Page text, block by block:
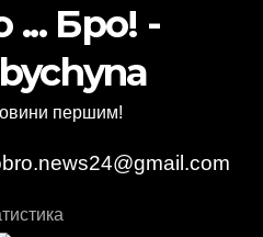
... Бро! -
першим!